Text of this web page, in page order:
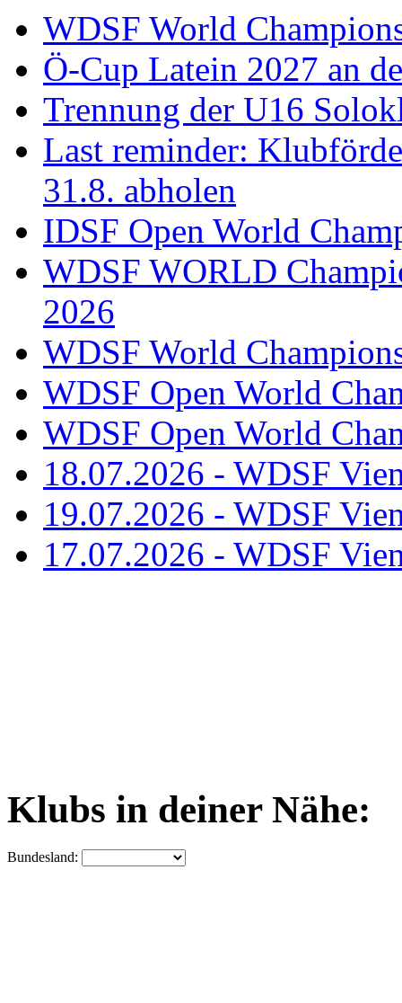
WDSF World
Ö-Cup Latein 2027 an
Trennung der U16
Last reminder:
31.8. abholen
IDSF Open World
WDSF WORLD
2026
WDSF World
WDSF Open World
WDSF Open World
18.07.2026 - WDSF
19.07.2026 - WDSF
17.07.2026 - WDSF
Klubs in deiner Nähe:
Bundesland: